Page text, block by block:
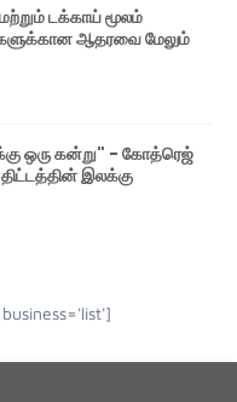
டக்காய் மூலம்
ஆதரவை மேலும்
ஒரு கன்று" - கோத்ரெஜ்
இலக்கு